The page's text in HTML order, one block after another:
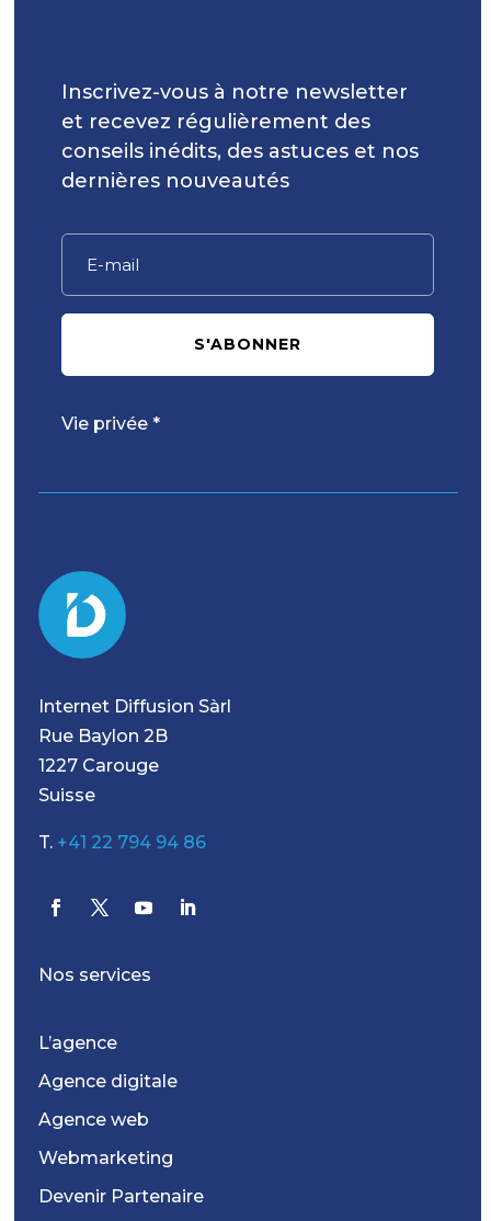
Inscrivez-vous à notre newsletter
et recevez régulièrement des
conseils inédits, des astuces et nos
dernières nouveautés
S'ABONNER
Vie privée *
Internet Diffusion Sàrl
Rue Baylon 2B
1227 Carouge
Suisse
T. +41 22 794 94 86
Nos services
L’agence
Agence digitale
Agence web
Webmarketing
Devenir Partenaire